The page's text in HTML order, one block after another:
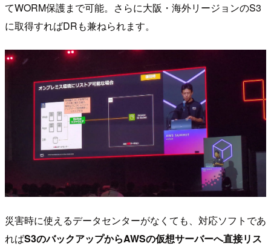
てWORM保護まで可能。さらに大阪・海外リージョンのS3
に取得すればDRも兼ねられます。
災害時に使えるデータセンターがなくても、対応ソフトであ
ればS3のバックアップからAWSの仮想サーバーへ直接リス